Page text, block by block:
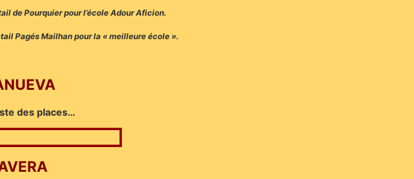
de Pourquier pour l’école Adour Aficion.
Pagés Mailhan pour la « meilleure école ».
des places…